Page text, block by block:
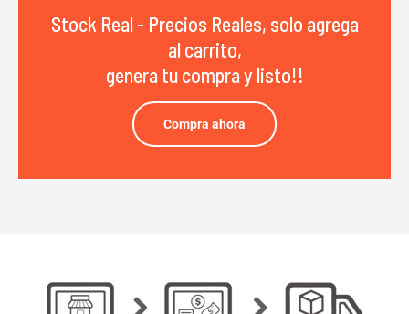
Stock Real - Precios Reales, solo agrega
al carrito,
genera tu compra y listo!!
Compra ahora